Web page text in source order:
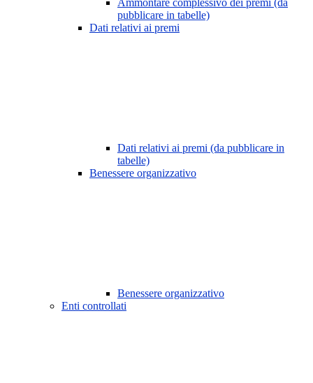
Ammontare complessivo dei premi (da
pubblicare in tabelle)
Dati relativi ai premi
Dati relativi ai premi (da pubblicare in
tabelle)
Benessere organizzativo
Benessere organizzativo
Enti controllati